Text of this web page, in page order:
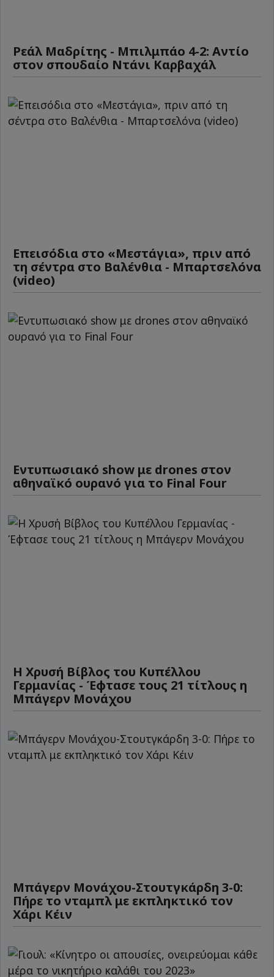
Ρεάλ Μαδρίτης - Μπιλμπάο 4-2: Αντίο
στον σπουδαίο Ντάνι Καρβαχάλ
Επεισόδια στο «Μεστάγια», πριν από
τη σέντρα στο Βαλένθια - Μπαρτσελόνα
(video)
Εντυπωσιακό show με drones στον
αθηναϊκό ουρανό για το Final Four
Η Χρυσή Βίβλος του Κυπέλλου
Γερμανίας - Έφτασε τους 21 τίτλους η
Μπάγερν Μονάχου
Μπάγερν Μονάχου-Στουτγκάρδη 3-0:
Πήρε το νταμπλ με εκπληκτικό τον
Χάρι Κέιν